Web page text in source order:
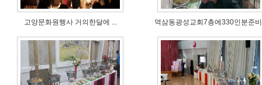
고양문화원행사 거의한달에 ... 역삼동광성교회7층에330인분준